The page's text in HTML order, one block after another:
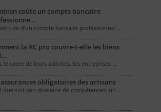
coûte un compte bancaire
d’un compte bancaire professionnel …
la RC pro couvre-t-elle les biens
le cadre de leurs activités, les entreprises …
assurances obligatoires des artisans
que soit son domaine de compétences, un …